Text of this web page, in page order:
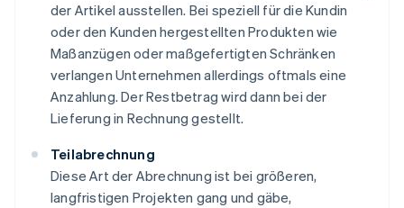
der Artikel ausstellen. Bei speziell für die Kundin
oder den Kunden hergestellten Produkten wie
Maßanzügen oder maßgefertigten Schränken
verlangen Unternehmen allerdings oftmals eine
Anzahlung. Der Restbetrag wird dann bei der
Lieferung in Rechnung gestellt.
Teilabrechnung
Diese Art der Abrechnung ist bei größeren,
langfristigen Projekten gang und gäbe,